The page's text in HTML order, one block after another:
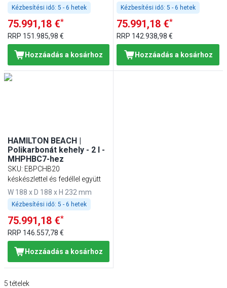
Kézbesítési idő: 5 - 6 hetek
75.991,18 €*
RRP 151.985,98 €
Hozzáadás a kosárhoz
Kézbesítési idő: 5 - 6 hetek
75.991,18 €*
RRP 142.938,98 €
Hozzáadás a kosárhoz
HAMILTON BEACH |
Polikarbonát kehely - 2 l -
MHPHBC7-hez
SKU: EBPCHB20
késkészlettel és fedéllel együtt
W 188 x D 188 x H 232 mm
Kézbesítési idő: 5 - 6 hetek
75.991,18 €*
RRP 146.557,78 €
Hozzáadás a kosárhoz
5 tételek